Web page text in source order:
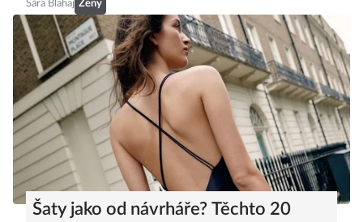
Sára Blahaj Ženy
Šaty jako od návrháře? Těchto 20